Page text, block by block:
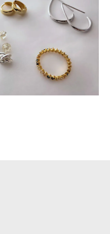
バー925
ばいいのか迷いましたがすぐ慣